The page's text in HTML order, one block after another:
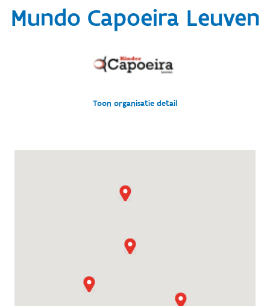
Mundo Capoeira Leuven
Toon organisatie detail